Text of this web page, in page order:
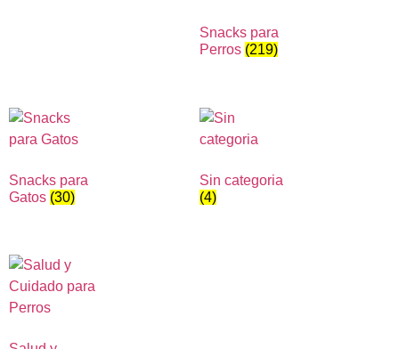
Snacks para
Perros (219)
Snacks para
Gatos (30)
Sin categoria
(4)